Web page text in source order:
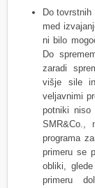
Do
med
ni bilo
Do
zaradi
višje sile
veljavnimi
potniki niso
SMR&Co.,
programa
primeru se
obliki,
primeru